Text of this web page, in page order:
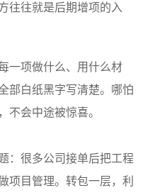
往往就是后期增项的入
一项做什么、用什么材
部白纸黑字写清楚。哪怕
不会中途被惊喜。
：很多公司接单后把工程
项目管理。转包一层，利